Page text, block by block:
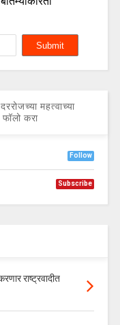
महत्वाच्या
फॉलो करा
Follow
Subscribe
राष्ट्रवादीत